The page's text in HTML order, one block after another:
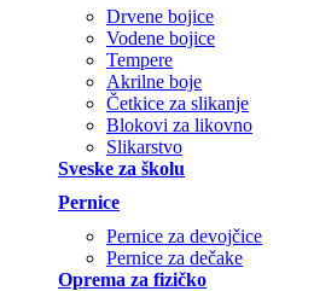
Drvene bojice
Vodene bojice
Tempere
Akrilne boje
Četkice za slikanje
Blokovi za likovno
Slikarstvo
Sveske za školu
Pernice
Pernice za devojčice
Pernice za dečake
Oprema za fizičko